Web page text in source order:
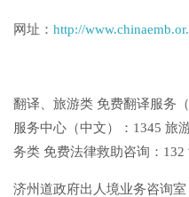
网址： http://
翻译、旅游类 免费翻译服务
服务中心（中文）：1345 旅
务类 免费法律救助咨询：
济州道政府出人境业务咨询